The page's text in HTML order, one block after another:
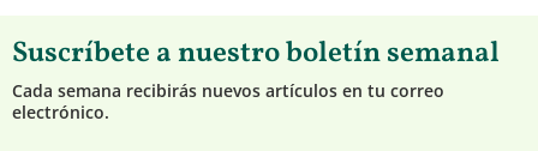
Suscríbete a nuestro boletín semanal
Cada semana recibirás nuevos artículos en tu correo
electrónico.